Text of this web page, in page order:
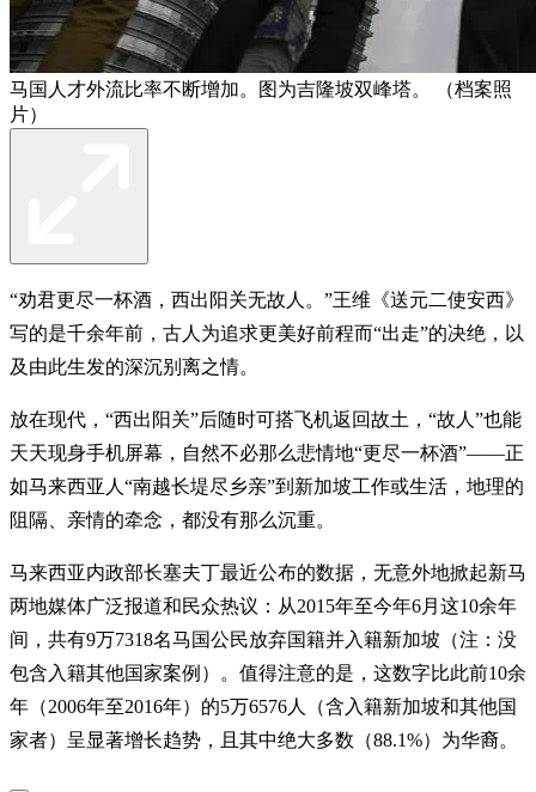
马国人才外流比率不断增加。图为吉隆坡双峰塔。 （档案照
片）
“劝君更尽一杯酒，西出阳关无故人。”王维《送元二使安西》
写的是千余年前，古人为追求更美好前程而“出走”的决绝，以
及由此生发的深沉别离之情。
放在现代，“西出阳关”后随时可搭飞机返回故土，“故人”也能
天天现身手机屏幕，自然不必那么悲情地“更尽一杯酒”——正
如马来西亚人“南越长堤尽乡亲”到新加坡工作或生活，地理的
阻隔、亲情的牵念，都没有那么沉重。
马来西亚内政部长塞夫丁最近公布的数据，无意外地掀起新马
两地媒体广泛报道和民众热议：从2015年至今年6月这10余年
间，共有9万7318名马国公民放弃国籍并入籍新加坡（注：没
包含入籍其他国家案例）。值得注意的是，这数字比此前10余
年（2006年至2016年）的5万6576人（含入籍新加坡和其他国
家者）呈显著增长趋势，且其中绝大多数（88.1%）为华裔。